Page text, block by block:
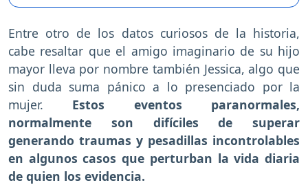
Entre otro de los datos curiosos de la historia,
cabe resaltar que el amigo imaginario de su hijo
mayor lleva por nombre también Jessica, algo que
sin duda suma pánico a lo presenciado por la
mujer. Estos eventos paranormales,
normalmente son difíciles de superar
generando traumas y pesadillas incontrolables
en algunos casos que perturban la vida diaria
de quien los evidencia.